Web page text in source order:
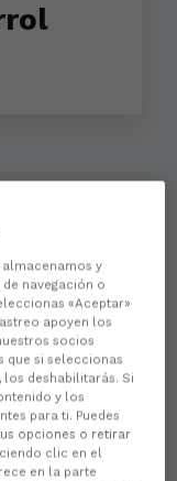
y
navegación o
«Aceptar»
apoyen los
socios
que si seleccionas
deshabilitarás. Si
y los
para ti. Puedes
opciones o retirar
clic en el
en la parte